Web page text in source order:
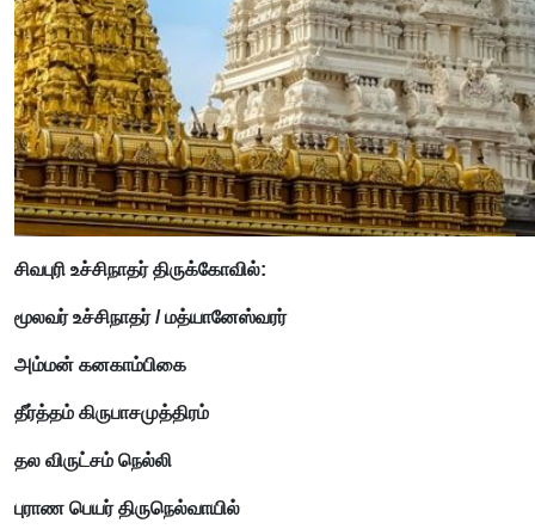
சிவபுரி உச்சிநாதர் திருக்கோவில்:
மூலவர் உச்சிநாதர் / மத்யானேஸ்வரர்
அம்மன் கனகாம்பிகை
தீர்த்தம் கிருபாசமுத்திரம்
தல விருட்சம் நெல்லி
புராண பெயர் திருநெல்வாயில்